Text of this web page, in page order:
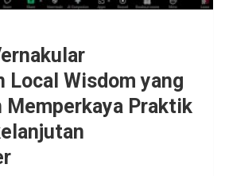
Local Wisdom yang
Memperkaya Praktik